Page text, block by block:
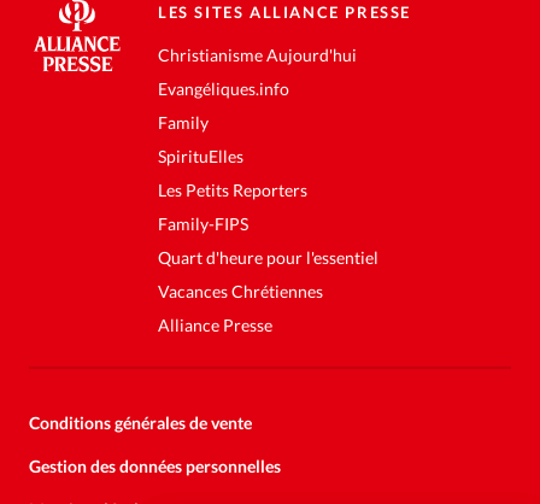
LES SITES ALLIANCE PRESSE
Christianisme Aujourd'hui
Evangéliques.info
Family
SpirituElles
Les Petits Reporters
Family-FIPS
Quart d'heure pour l'essentiel
Vacances Chrétiennes
Alliance Presse
Conditions générales de vente
Gestion des données personnelles